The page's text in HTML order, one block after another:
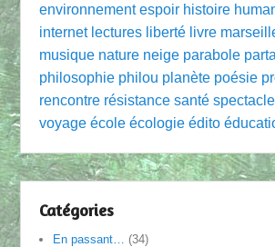
environnement espoir histoire
internet lectures liberté livre
musique nature neige parabole
philosophie philou planète poésie
rencontre résistance santé spectacle
voyage école écologie édito
Catégories
En passant…
(34)